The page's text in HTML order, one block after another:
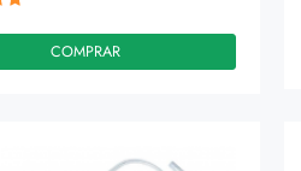
COMPRAR